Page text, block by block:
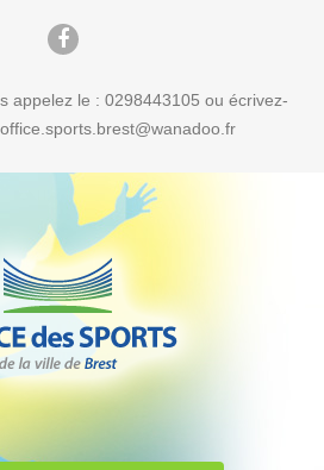
appelez le : 0298443105 ou écrivez-